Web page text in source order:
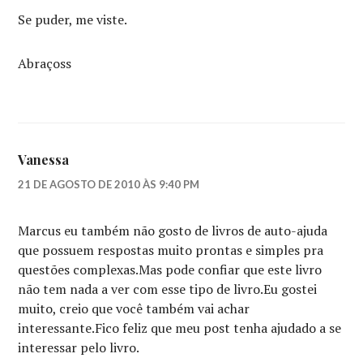
Se puder, me viste.
Abraçoss
Vanessa
21 DE AGOSTO DE 2010 ÀS 9:40 PM
Marcus eu também não gosto de livros de auto-ajuda
que possuem respostas muito prontas e simples pra
questões complexas.Mas pode confiar que este livro
não tem nada a ver com esse tipo de livro.Eu gostei
muito, creio que você também vai achar
interessante.Fico feliz que meu post tenha ajudado a se
interessar pelo livro.